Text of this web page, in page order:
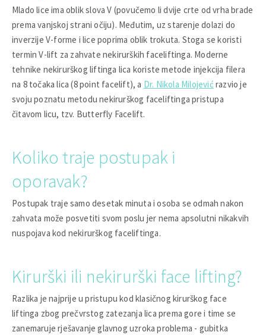
Mlado lice ima oblik slova V (povučemo li dvije crte od vrha brade
prema vanjskoj strani očiju). Međutim, uz starenje dolazi do
inverzije V-forme i lice poprima oblik trokuta. Stoga se koristi
termin V-lift za zahvate nekirurških faceliftinga. Moderne
tehnike nekirurškog liftinga lica koriste metode injekcija filera
na 8 točaka lica (8 point facelift), a Dr. Nikola Milojevićrazvio je
svoju poznatu metodu nekirurškog faceliftinga pristupa
čitavom licu, tzv. Butterfly Facelift.
Koliko traje postupak i
oporavak?
Postupak traje samo desetak minuta i osoba se odmah nakon
zahvata može posvetiti svom poslu jer nema apsolutni nikakvih
nuspojava kod nekirurškog faceliftinga.
Kirurški ili nekirurški face lifting?
Razlika je najprije u pristupu kod klasičnog kirurškog face
liftinga zbog prečvrstog zatezanja lica prema gore i time se
zanemaruje rješavanje glavnog uzroka problema - gubitka